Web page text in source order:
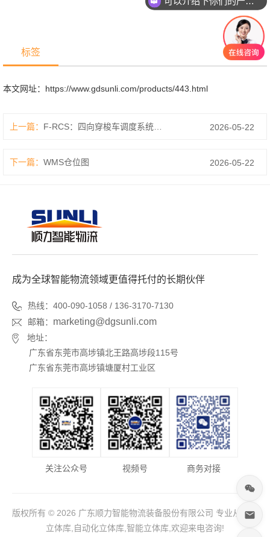
标签
本文网址： https://www.gdsunli.com/products/443.html
上一篇： 2026-05-22
下一篇： WMS仓位图 2026-05-22
成为全球智能物流领域更值得托付的长期伙伴
热线：400-090-1058 / 136-3170-7130
邮箱： marketing@dgsunli.com
地址：
广东省东莞市高埗镇北王路高埗段115号
广东省东莞市高埗镇塘厦村工业区
关注公众号 视频号 商务对接
版权所有 © 2026 广东顺力智能物流装备股份有限公司 专业从事于
立体库,自动化立体库,智能立体库,欢迎来电咨询!